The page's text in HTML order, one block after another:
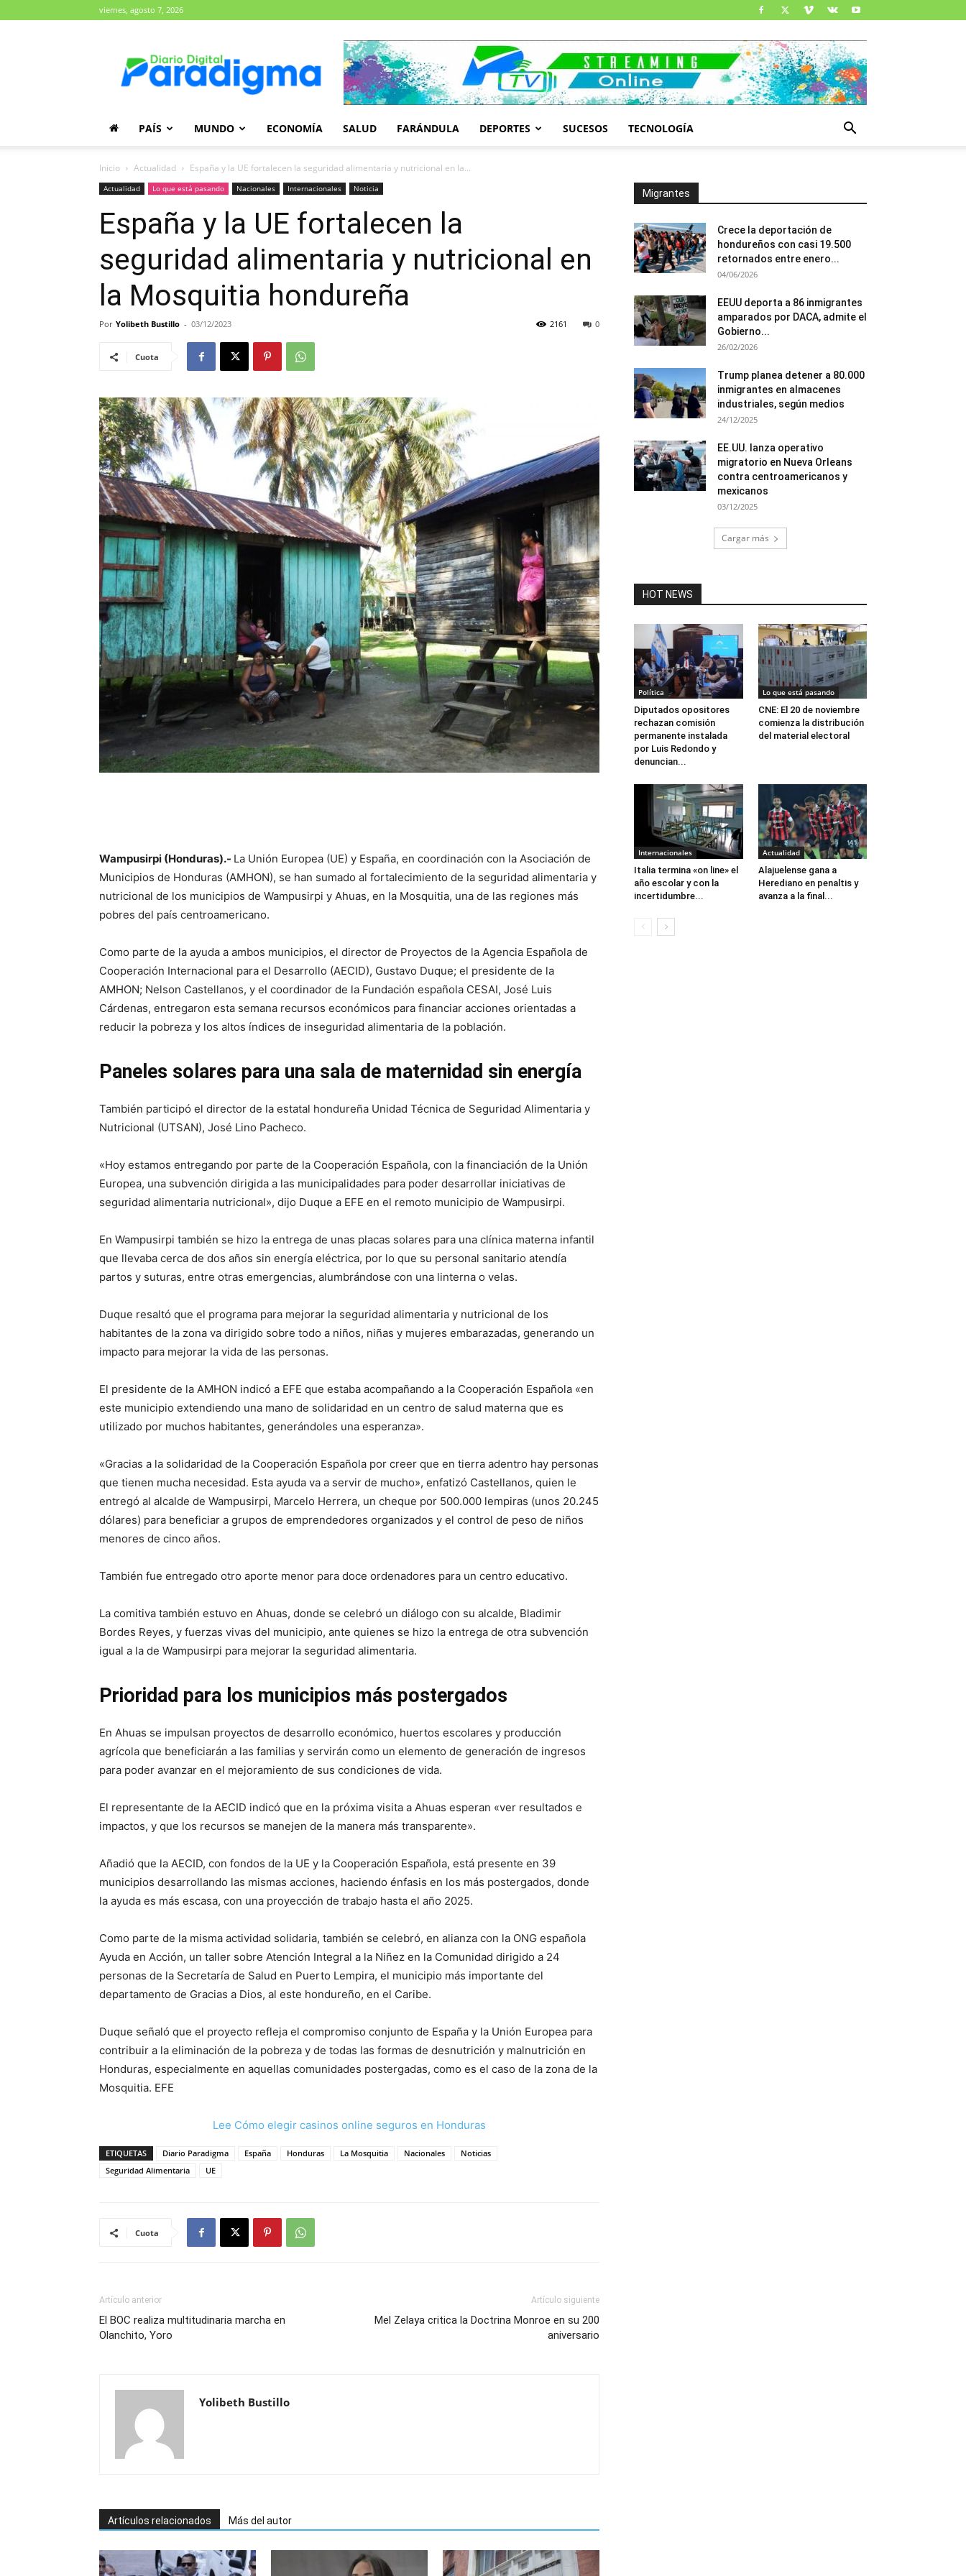
viernes, agosto 7, 2026
Paradigma
PAÍS MUNDO ECONOMÍA SALUD FARÁNDULA DEPORTES SUCESOS TECNOLOGÍA
Inicio Actualidad España y la UE fortalecen la seguridad alimentaria y nutricional en la...
Actualidad Lo que está pasando Nacionales Internacionales Noticia
España y la UE fortalecen la
seguridad alimentaria y nutricional en
la Mosquitia hondureña
Por Yolibeth Bustillo - 03/12/2023 0
2161
Cuota
Wampusirpi (Honduras).- La Unión Europea (UE) y España, en coordinación con la Asociación de
Municipios de Honduras (AMHON), se han sumado al fortalecimiento de la seguridad alimentaria y
nutricional de los municipios de Wampusirpi y Ahuas, en la Mosquitia, una de las regiones más
pobres del país centroamericano.
Como parte de la ayuda a ambos municipios, el director de Proyectos de la Agencia Española de
Cooperación Internacional para el Desarrollo (AECID), Gustavo Duque; el presidente de la
AMHON; Nelson Castellanos, y el coordinador de la Fundación española CESAI, José Luis
Cárdenas, entregaron esta semana recursos económicos para financiar acciones orientadas a
reducir la pobreza y los altos índices de inseguridad alimentaria de la población.
Paneles solares para una sala de maternidad sin energía
También participó el director de la estatal hondureña Unidad Técnica de Seguridad Alimentaria y
Nutricional (UTSAN), José Lino Pacheco.
«Hoy estamos entregando por parte de la Cooperación Española, con la financiación de la Unión
Europea, una subvención dirigida a las municipalidades para poder desarrollar iniciativas de
seguridad alimentaria nutricional», dijo Duque a EFE en el remoto municipio de Wampusirpi.
En Wampusirpi también se hizo la entrega de unas placas solares para una clínica materna infantil
que llevaba cerca de dos años sin energía eléctrica, por lo que su personal sanitario atendía
partos y suturas, entre otras emergencias, alumbrándose con una linterna o velas.
Duque resaltó que el programa para mejorar la seguridad alimentaria y nutricional de los
habitantes de la zona va dirigido sobre todo a niños, niñas y mujeres embarazadas, generando un
impacto para mejorar la vida de las personas.
El presidente de la AMHON indicó a EFE que estaba acompañando a la Cooperación Española «en
este municipio extendiendo una mano de solidaridad en un centro de salud materna que es
utilizado por muchos habitantes, generándoles una esperanza».
«Gracias a la solidaridad de la Cooperación Española por creer que en tierra adentro hay personas
que tienen mucha necesidad. Esta ayuda va a servir de mucho», enfatizó Castellanos, quien le
entregó al alcalde de Wampusirpi, Marcelo Herrera, un cheque por 500.000 lempiras (unos 20.245
dólares) para beneficiar a grupos de emprendedores organizados y el control de peso de niños
menores de cinco años.
También fue entregado otro aporte menor para doce ordenadores para un centro educativo.
La comitiva también estuvo en Ahuas, donde se celebró un diálogo con su alcalde, Bladimir
Bordes Reyes, y fuerzas vivas del municipio, ante quienes se hizo la entrega de otra subvención
igual a la de Wampusirpi para mejorar la seguridad alimentaria.
Prioridad para los municipios más postergados
En Ahuas se impulsan proyectos de desarrollo económico, huertos escolares y producción
agrícola que beneficiarán a las familias y servirán como un elemento de generación de ingresos
para poder avanzar en el mejoramiento de sus condiciones de vida.
El representante de la AECID indicó que en la próxima visita a Ahuas esperan «ver resultados e
impactos, y que los recursos se manejen de la manera más transparente».
Añadió que la AECID, con fondos de la UE y la Cooperación Española, está presente en 39
municipios desarrollando las mismas acciones, haciendo énfasis en los más postergados, donde
la ayuda es más escasa, con una proyección de trabajo hasta el año 2025.
Como parte de la misma actividad solidaria, también se celebró, en alianza con la ONG española
Ayuda en Acción, un taller sobre Atención Integral a la Niñez en la Comunidad dirigido a 24
personas de la Secretaría de Salud en Puerto Lempira, el municipio más importante del
departamento de Gracias a Dios, al este hondureño, en el Caribe.
Duque señaló que el proyecto refleja el compromiso conjunto de España y la Unión Europea para
contribuir a la eliminación de la pobreza y de todas las formas de desnutrición y malnutrición en
Honduras, especialmente en aquellas comunidades postergadas, como es el caso de la zona de la
Mosquitia. EFE
Lee Cómo elegir casinos online seguros en Honduras
ETIQUETAS Diario Paradigma España Honduras La Mosquitia Nacionales
Noticias
Seguridad Alimentaria
UE
Cuota
Artículo anterior
El BOC realiza multitudinaria marcha en
Olanchito, Yoro
Artículo siguiente
Mel Zelaya critica la Doctrina Monroe en su 200
aniversario
Yolibeth Bustillo
Artículos relacionados Más del autor
Migrantes
Crece la deportación de
hondureños con casi 19.500
retornados entre enero...
04/06/2026
EEUU deporta a 86 inmigrantes
amparados por DACA, admite el
Gobierno...
26/02/2026
Trump planea detener a 80.000
inmigrantes en almacenes
industriales, según medios
24/12/2025
EE.UU. lanza operativo
migratorio en Nueva Orleans
contra centroamericanos y
mexicanos
03/12/2025
Cargar más
HOT NEWS
Política
Diputados opositores
rechazan comisión
permanente instalada
por Luis Redondo y
denuncian...
Lo que está pasando
CNE: El 20 de noviembre
comienza la distribución
del material electoral
Internacionales
Italia termina «on line» el
año escolar y con la
incertidumbre...
Actualidad
Alajuelense gana a
Herediano en penaltis y
avanza a la final...